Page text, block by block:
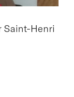
Saint-Henri